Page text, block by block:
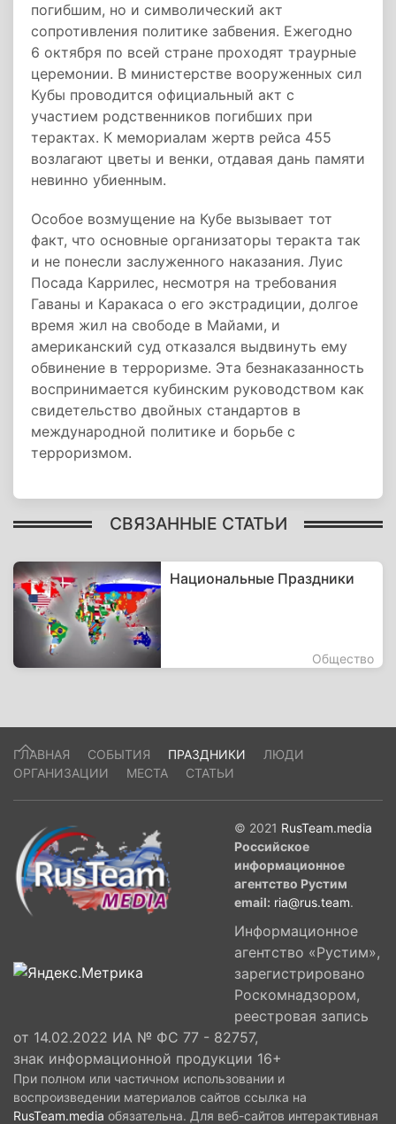
погибшим, но и символический акт
сопротивления политике забвения. Ежегодно
6 октября по всей стране проходят траурные
церемонии. В министерстве вооруженных сил
Кубы проводится официальный акт с
участием родственников погибших при
терактах. К мемориалам жертв рейса 455
возлагают цветы и венки, отдавая дань памяти
невинно убиенным.
Особое возмущение на Кубе вызывает тот
факт, что основные организаторы теракта так
и не понесли заслуженного наказания. Луис
Посада Каррилес, несмотря на требования
Гаваны и Каракаса о его экстрадиции, долгое
время жил на свободе в Майами, и
американский суд отказался выдвинуть ему
обвинение в терроризме. Эта безнаказанность
воспринимается кубинским руководством как
свидетельство двойных стандартов в
международной политике и борьбе с
терроризмом.
СВЯЗАННЫЕ СТАТЬИ
Национальные Праздники
Общество
ГЛАВНАЯ СОБЫТИЯ ПРАЗДНИКИ
ЛЮДИ
ОРГАНИЗАЦИИ
МЕСТА СТАТЬИ
© 2021 RusTeam.media
Российское
информационное
агентство Рустим
email: ria@rus.team.
Информационное
агентство «Рустим»,
зарегистрировано
Роскомнадзором,
реестровая запись
от 14.02.2022 ИА № ФС 77 - 82757,
знак информационной продукции 16+
При полном или частичном использовании и
воспроизведении материалов сайтов ссылка на
RusTeam.media обязательна. Для веб-сайтов интерактивная